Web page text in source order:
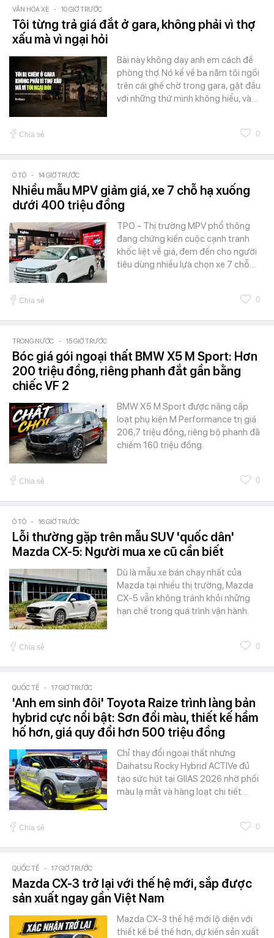
VĂN HÓA XE - 10 GIỜ TRƯỚC
Tôi từng trả giá đắt ở gara, không phải vì thợ
xấu mà vì ngại hỏi
Bài này không dạy anh em cách đề
phòng thợ. Nó kể về ba năm tôi ngồi
trên cái ghế chờ trong gara, gật đầu
với những thứ mình không hiểu, và…
Chia sẻ 0
Ô TÔ - 14 GIỜ TRƯỚC
Nhiều mẫu MPV giảm giá, xe 7 chỗ hạ xuống
dưới 400 triệu đồng
TPO - Thị trường MPV phổ thông
đang chứng kiến cuộc cạnh tranh
khốc liệt về giá, đem đến cho người
tiêu dùng nhiều lựa chọn xe 7 chỗ…
Chia sẻ 0
TRONG NƯỚC - 15 GIỜ TRƯỚC
Bóc giá gói ngoại thất BMW X5 M Sport: Hơn
200 triệu đồng, riêng phanh đắt gần bằng
chiếc VF 2
BMW X5 M Sport được nâng cấp
loạt phụ kiện M Performance trị giá
206,7 triệu đồng, riêng bộ phanh đã
chiếm 160 triệu đồng.
Chia sẻ 0
Ô TÔ - 16 GIỜ TRƯỚC
Lỗi thường gặp trên mẫu SUV 'quốc dân'
Mazda CX-5: Người mua xe cũ cần biết
Dù là mẫu xe bán chạy nhất của
Mazda tại nhiều thị trường, Mazda
CX-5 vẫn không tránh khỏi những
hạn chế trong quá trình vận hành.
Chia sẻ 0
QUỐC TẾ - 17 GIỜ TRƯỚC
'Anh em sinh đôi' Toyota Raize trình làng bản
hybrid cực nổi bật: Sơn đổi màu, thiết kế hầm
hố hơn, giá quy đổi hơn 500 triệu đồng
Chỉ thay đổi ngoại thất nhưng
Daihatsu Rocky Hybrid ACTIVe đủ
tạo sức hút tại GIIAS 2026 nhờ phối
màu lạ mắt và hàng loạt chi tiết…
Chia sẻ 0
QUỐC TẾ - 17 GIỜ TRƯỚC
Mazda CX-3 trở lại với thế hệ mới, sắp được
sản xuất ngay gần Việt Nam
Mazda CX-3 thế hệ mới lộ diện với
thiết kế bề thế hơn, dự kiến sản xuất